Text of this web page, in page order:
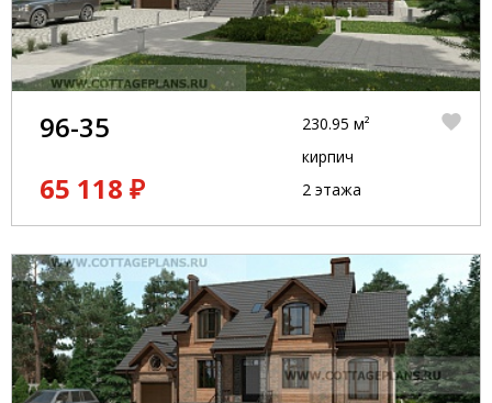
96-35
65 118 ₽
230.95 м²
кирпич
2 этажа